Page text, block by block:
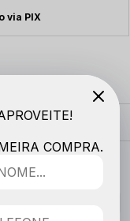
via PIX
COMPRA.